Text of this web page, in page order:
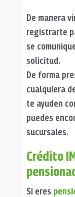
De manera
registrarte
se
solicitud.
De forma
cualquiera
te ayuden
puedes
sucursales.
Crédito
Si eres